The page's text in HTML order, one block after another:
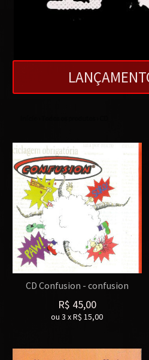
CD Confusion - confusion
R$ 45,00
ou 3 xR$ 15,00